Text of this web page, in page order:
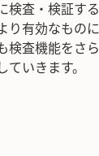
検査・検証す
り有効なもの
検査機能をさ
ていきます。